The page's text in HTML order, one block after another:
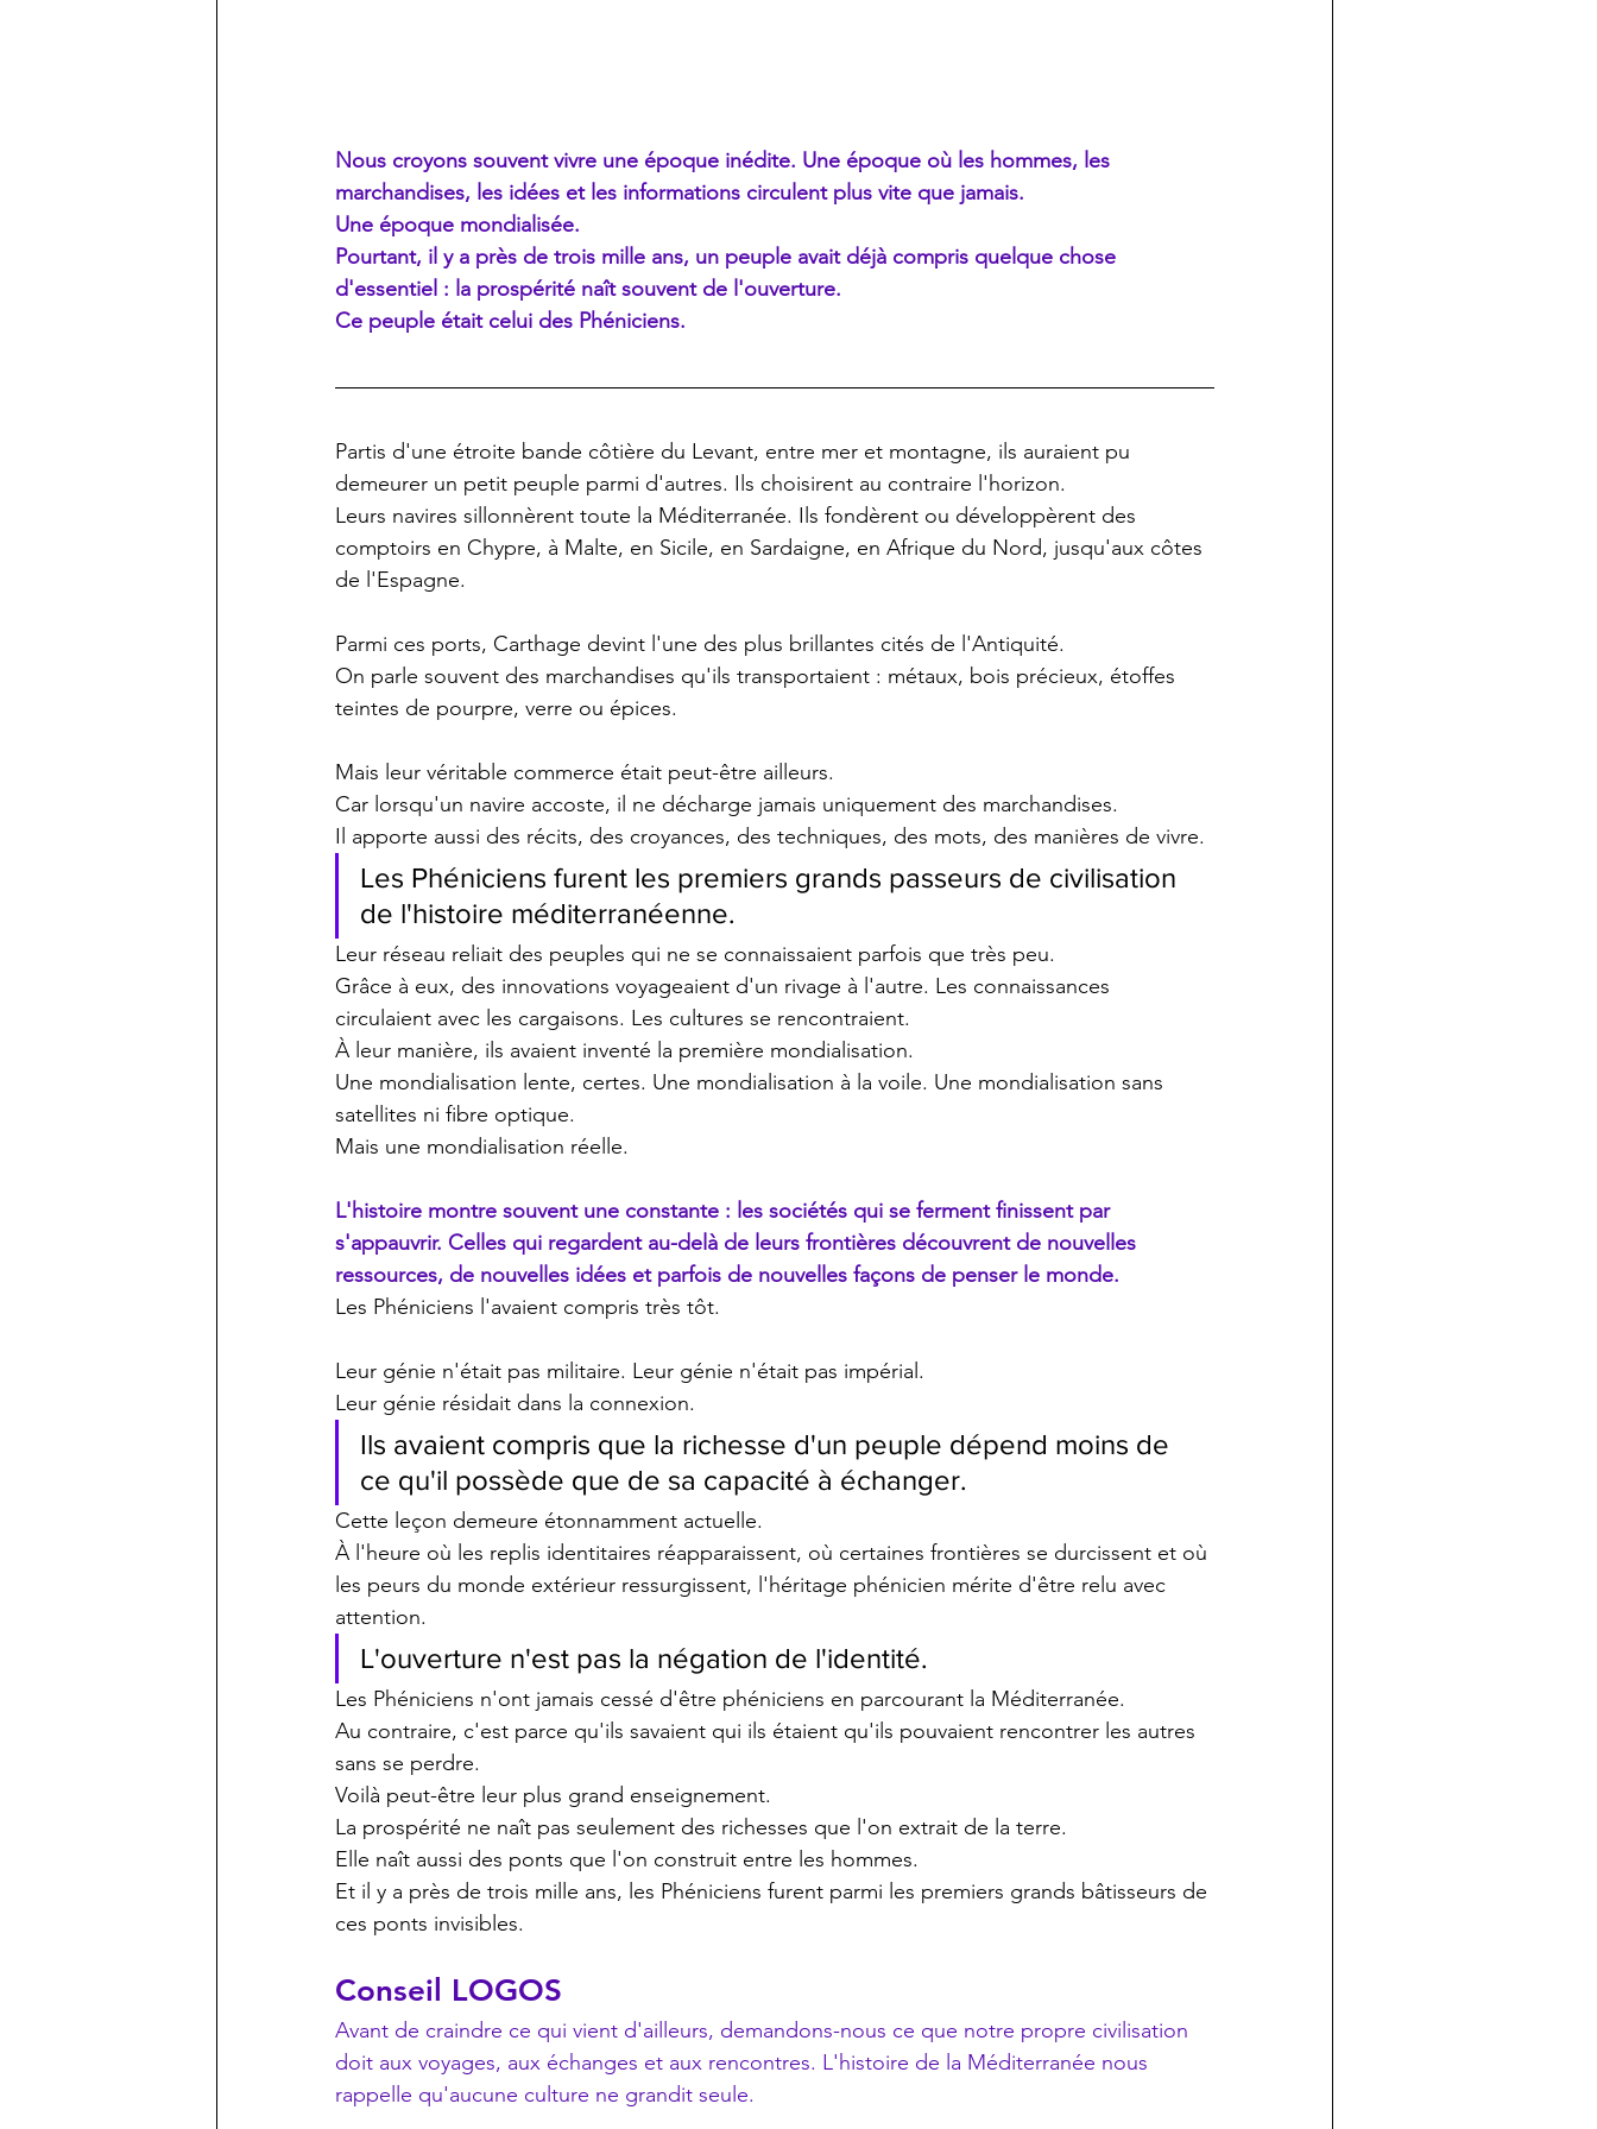
Nous croyons souvent vivre une époque inédite. Une époque où les hommes, les
marchandises, les idées et les informations circulent plus vite que jamais.
Une époque mondialisée.
Pourtant, il y a près de trois mille ans, un peuple avait déjà compris quelque chose
d'essentiel : la prospérité naît souvent de l'ouverture.
Ce peuple était celui des Phéniciens.
Partis d'une étroite bande côtière du Levant, entre mer et montagne, ils auraient pu
demeurer un petit peuple parmi d'autres. Ils choisirent au contraire l'horizon.
Leurs navires sillonnèrent toute la Méditerranée. Ils fondèrent ou développèrent des
comptoirs en Chypre, à Malte, en Sicile, en Sardaigne, en Afrique du Nord, jusqu'aux côtes
de l'Espagne.
Parmi ces ports, Carthage devint l'une des plus brillantes cités de l'Antiquité.
On parle souvent des marchandises qu'ils transportaient : métaux, bois précieux, étoffes
teintes de pourpre, verre ou épices.
Mais leur véritable commerce était peut-être ailleurs.
Car lorsqu'un navire accoste, il ne décharge jamais uniquement des marchandises.
Il apporte aussi des récits, des croyances, des techniques, des mots, des manières de vivre.
Les Phéniciens furent les premiers grands passeurs de civilisation
de l'histoire méditerranéenne.
Leur réseau reliait des peuples qui ne se connaissaient parfois que très peu.
Grâce à eux, des innovations voyageaient d'un rivage à l'autre. Les connaissances
circulaient avec les cargaisons. Les cultures se rencontraient.
À leur manière, ils avaient inventé la première mondialisation.
Une mondialisation lente, certes. Une mondialisation à la voile. Une mondialisation sans
satellites ni fibre optique.
Mais une mondialisation réelle.
L'histoire montre souvent une constante : les sociétés qui se ferment finissent par
s'appauvrir. Celles qui regardent au-delà de leurs frontières découvrent de nouvelles
ressources, de nouvelles idées et parfois de nouvelles façons de penser le monde.
Les Phéniciens l'avaient compris très tôt.
Leur génie n'était pas militaire. Leur génie n'était pas impérial.
Leur génie résidait dans la connexion.
Ils avaient compris que la richesse d'un peuple dépend moins de
ce qu'il possède que de sa capacité à échanger.
Cette leçon demeure étonnamment actuelle.
À l'heure où les replis identitaires réapparaissent, où certaines frontières se durcissent et où
les peurs du monde extérieur ressurgissent, l'héritage phénicien mérite d'être relu avec
attention.
L'ouverture n'est pas la négation de l'identité.
Les Phéniciens n'ont jamais cessé d'être phéniciens en parcourant la Méditerranée.
Au contraire, c'est parce qu'ils savaient qui ils étaient qu'ils pouvaient rencontrer les autres
sans se perdre.
Voilà peut-être leur plus grand enseignement.
La prospérité ne naît pas seulement des richesses que l'on extrait de la terre.
Elle naît aussi des ponts que l'on construit entre les hommes.
Et il y a près de trois mille ans, les Phéniciens furent parmi les premiers grands bâtisseurs de
ces ponts invisibles.
Conseil LOGOS
Avant de craindre ce qui vient d'ailleurs, demandons-nous ce que notre propre civilisation
doit aux voyages, aux échanges et aux rencontres. L'histoire de la Méditerranée nous
rappelle qu'aucune culture ne grandit seule.